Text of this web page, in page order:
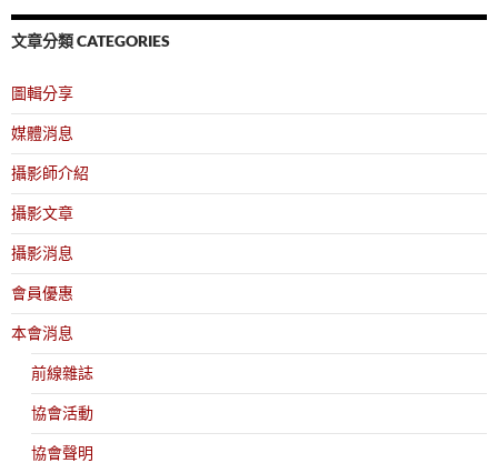
文章分類 CATEGORIES
圖輯分享
媒體消息
攝影師介紹
攝影文章
攝影消息
會員優惠
本會消息
前線雜誌
協會活動
協會聲明